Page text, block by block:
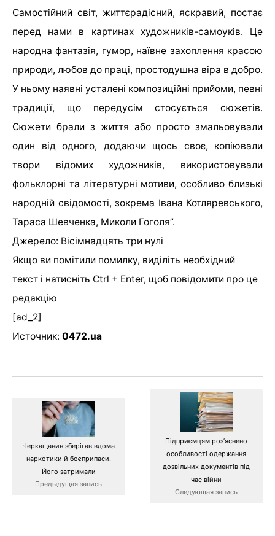
Самостійний світ, життєрадісний, яскравий, постає
перед нами в картинах художників-самоуків. Це
народна фантазія, гумор, наївне захоплення красою
природи, любов до праці, простодушна віра в добро.
У ньому наявні усталені композиційні прийоми, певні
традиції, що передусім стосується сюжетів.
Сюжети брали з життя або просто змальовували
один від одного, додаючи щось своє, копіювали
твори відомих художників, використовували
фольклорні та літературні мотиви, особливо близькі
народній свідомості, зокрема Івана Котляревського,
Тараса Шевченка, Миколи Гоголя”.
Джерело: Вісімнадцять три нулі
Якщо ви помітили помилку, виділіть необхідний
текст і натисніть Ctrl + Enter, щоб повідомити про це
редакцію
[ad_2]
Источник: 0472.ua
Черкащанин зберігав вдома
наркотики й боєприпаси.
Його затримали
Предыдущая запись
Підприємцям роз’яснено
особливості одержання
дозвільних документів під
час війни
Следующая запись